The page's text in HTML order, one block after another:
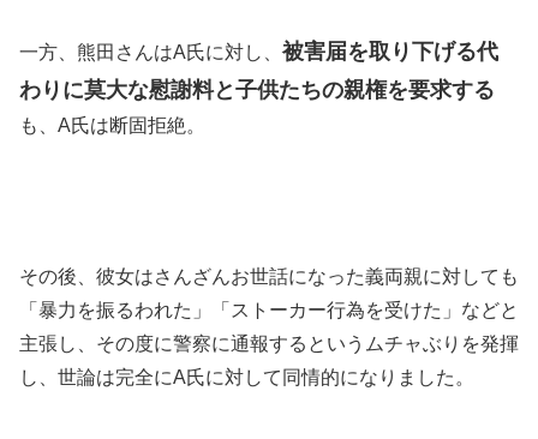
一方、熊田さんはA氏に対し、 被害届を取り下げる代
わりに莫大な慰謝料と子供たちの親権を要求する
も、A氏は断固拒絶。
その後、彼女はさんざんお世話になった義両親に対しても
「暴力を振るわれた」「ストーカー行為を受けた」などと
主張し、その度に警察に通報するというムチャぶりを発揮
し、世論は完全にA氏に対して同情的になりました。